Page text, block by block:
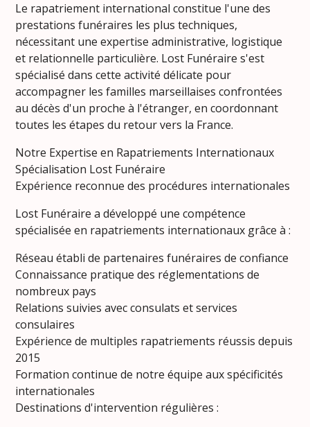
Le rapatriement international constitue l'une des
prestations funéraires les plus techniques,
nécessitant une expertise administrative, logistique
et relationnelle particulière. Lost Funéraire s'est
spécialisé dans cette activité délicate pour
accompagner les familles marseillaises confrontées
au décès d'un proche à l'étranger, en coordonnant
toutes les étapes du retour vers la France.
Notre Expertise en Rapatriements Internationaux
Spécialisation Lost Funéraire
Expérience reconnue des procédures internationales
Lost Funéraire a développé une compétence
spécialisée en rapatriements internationaux grâce à :
Réseau établi de partenaires funéraires de confiance
Connaissance pratique des réglementations de
nombreux pays
Relations suivies avec consulats et services
consulaires
Expérience de multiples rapatriements réussis depuis
2015
Formation continue de notre équipe aux spécificités
internationales
Destinations d'intervention régulières :